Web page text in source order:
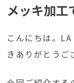
メッキ加工
こんにちは。
きありがとうご